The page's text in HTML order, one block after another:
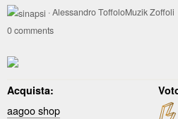
·Alessandro ToffoloMuzik Zoffoli
0 comments
Acquista:
aagoo shop